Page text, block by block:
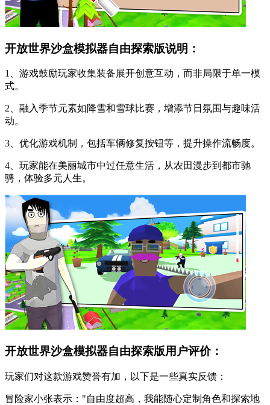
开放世界沙盒模拟器自由探索版说明：
1、游戏鼓励玩家收集装备展开创意互动，而非局限于单一模
式。
2、融入季节元素如降雪和雪球比赛，增添节日氛围与趣味活
动。
3、优化游戏机制，包括车辆修复按钮等，提升操作流畅度。
4、玩家能在美丽城市中过任意生活，从农田漫步到都市驰
骋，体验多元人生。
开放世界沙盒模拟器自由探索版用户评价：
玩家们对这款游戏赞誉有加，以下是一些真实反馈：
冒险家小张表示："自由度超高，我能随心定制角色和探索地